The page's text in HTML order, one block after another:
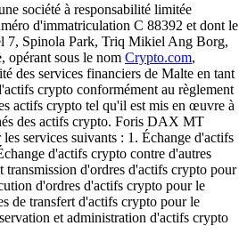
société à responsabilité limitée
d'immatriculation C 88392 et dont le
7, Spinola Park, Triq Mikiel Ang Borg,
opérant sous le nom Crypto.com,
des services financiers de Malte en tant
crypto conformément au règlement
actifs crypto tel qu'il est mis en œuvre à
des actifs crypto. Foris DAX MT
services suivants : 1. Échange d'actifs
d'actifs crypto contre d'autres
transmission d'ordres d'actifs crypto pour
d'ordres d'actifs crypto pour le
de transfert d'actifs crypto pour le
et administration d'actifs crypto